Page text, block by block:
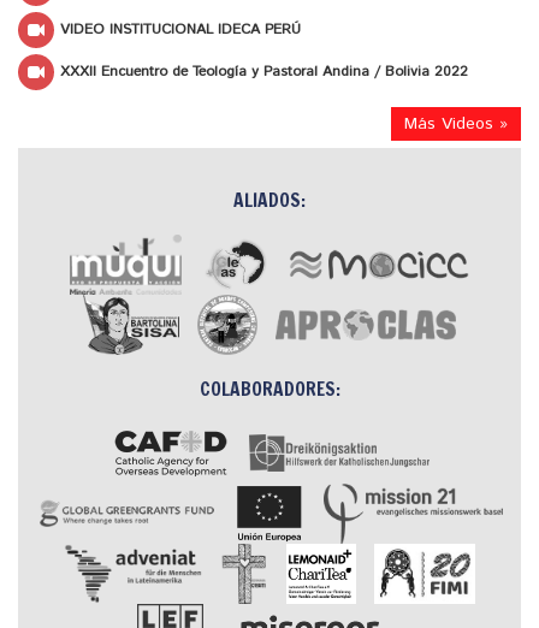
VIDEO INSTITUCIONAL IDECA PERÚ
XXXII Encuentro de Teología y Pastoral Andina / Bolivia 2022
Más Videos »
ALIADOS:
COLABORADORES: